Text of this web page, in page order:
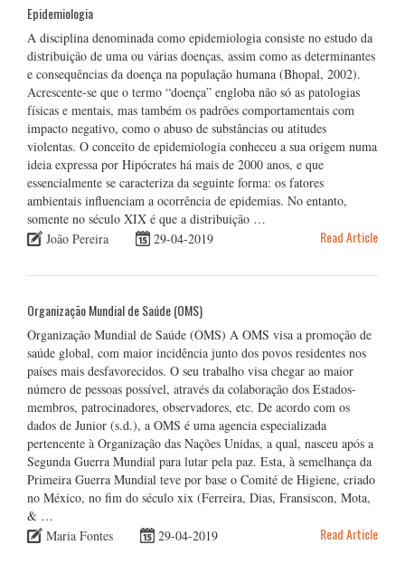
Epidemiologia
A disciplina denominada como epidemiologia consiste no estudo da
distribuição de uma ou várias doenças, assim como as determinantes
e consequências da doença na população humana (Bhopal, 2002).
Acrescente-se que o termo “doença” engloba não só as patologias
físicas e mentais, mas também os padrões comportamentais com
impacto negativo, como o abuso de substâncias ou atitudes
violentas. O conceito de epidemiologia conheceu a sua origem numa
ideia expressa por Hipócrates há mais de 2000 anos, e que
essencialmente se caracteriza da seguinte forma: os fatores
ambientais influenciam a ocorrência de epidemias. No entanto,
somente no século XIX é que a distribuição …
João Pereira
29-04-2019 Read Article
Organização Mundial de Saúde (OMS)
Organização Mundial de Saúde (OMS) A OMS visa a promoção de
saúde global, com maior incidência junto dos povos residentes nos
países mais desfavorecidos. O seu trabalho visa chegar ao maior
número de pessoas possível, através da colaboração dos Estados-
membros, patrocinadores, observadores, etc. De acordo com os
dados de Junior (s.d.), a OMS é uma agencia especializada
pertencente à Organização das Nações Unidas, a qual, nasceu após a
Segunda Guerra Mundial para lutar pela paz. Esta, à semelhança da
Primeira Guerra Mundial teve por base o Comité de Higiene, criado
no México, no fim do século xix (Ferreira, Dias, Fransiscon, Mota,
& …
Maria Fontes
29-04-2019 Read Article